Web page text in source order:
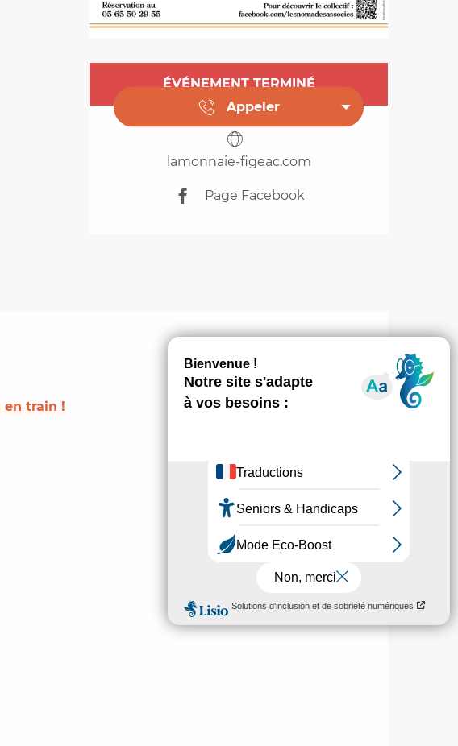
Ouverture et
ÉVÉNEMENT TERMINÉ
Appeler
lamonnaie-figeac.com
Page Facebook
en train !